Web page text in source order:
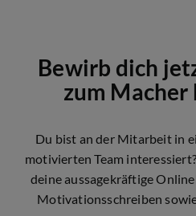
Bewirb dich
zum Macher
Du bist an der Mitarbeit in
motivierten Team
deine aussagekräftige
Motivationsschreiben